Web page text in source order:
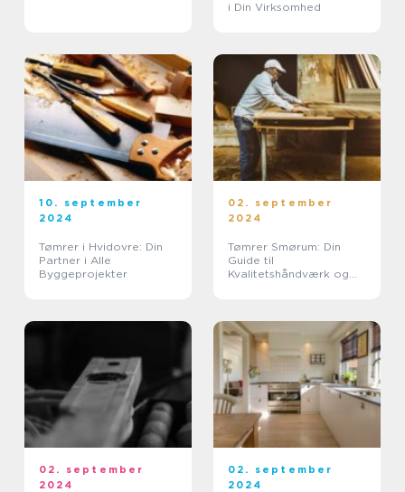
i Din Virksomhed
10. september
2024
Tømrer i Hvidovre: Din
Partner i Alle
Byggeprojekter
02. september
2024
Tømrer Smørum: Din
Guide til
Kvalitetshåndværk og
02. september
2024
02. september
2024